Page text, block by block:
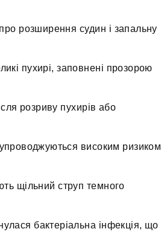
розширення судин і запальну
пухирі, заповнені прозорою
розриву пухирів або
високим ризиком
щільний струп темного
бактеріальна інфекція, що